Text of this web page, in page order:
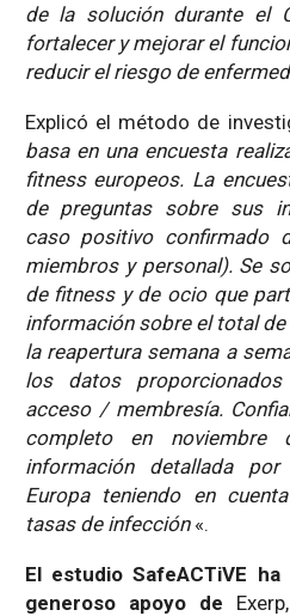
de la solución durante el
fortalecer y mejorar el
reducir el riesgo de
Explicó el método de
basa en una encuesta
fitness europeos. La
de preguntas sobre sus
caso positivo confirmado
miembros y personal). Se
de fitness y de ocio que
información sobre el total
la reapertura semana a
los datos
acceso / membresía.
completo en noviembre
información detallada
Europa teniendo en
tasas de infección«.
El estudio SafeACTiVE
generoso apoyo de